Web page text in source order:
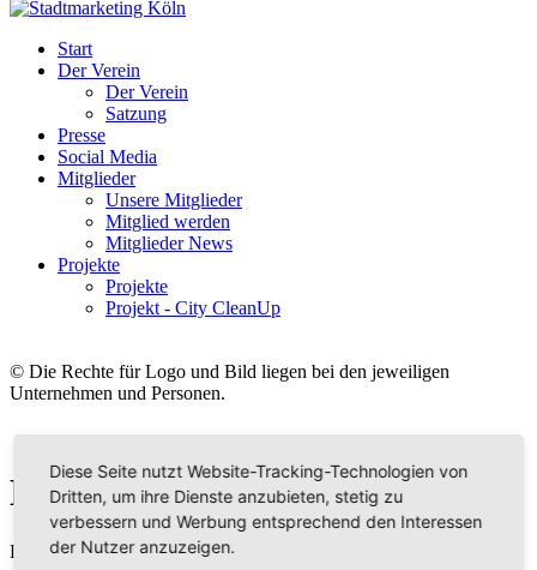
Start
Der Verein
Der Verein
Satzung
Presse
Social Media
Mitglieder
Unsere Mitglieder
Mitglied werden
Mitglieder News
Projekte
Projekte
Projekt - City CleanUp
© Die Rechte für Logo und Bild liegen bei den jeweiligen
Unternehmen und Personen.
Honig Müngersdorff
Das Honigfachgeschäft im Herzen Kölns
Diese Seite nutzt Website-Tracking-Technologien von
Dritten, um ihre Dienste anzubieten, stetig zu
verbessern und Werbung entsprechend den Interessen
der Nutzer anzuzeigen.